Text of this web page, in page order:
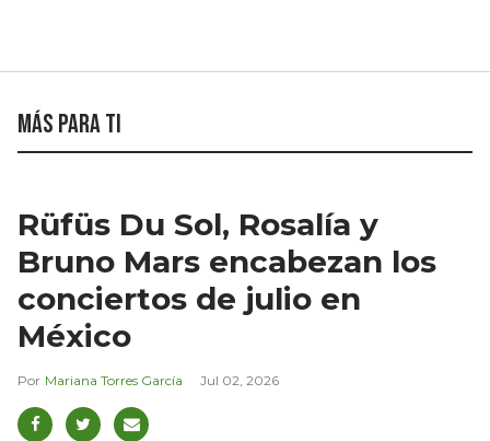
Más para ti
Rüfüs Du Sol, Rosalía y
Bruno Mars encabezan los
conciertos de julio en
México
Mariana Torres García Jul 02, 2026